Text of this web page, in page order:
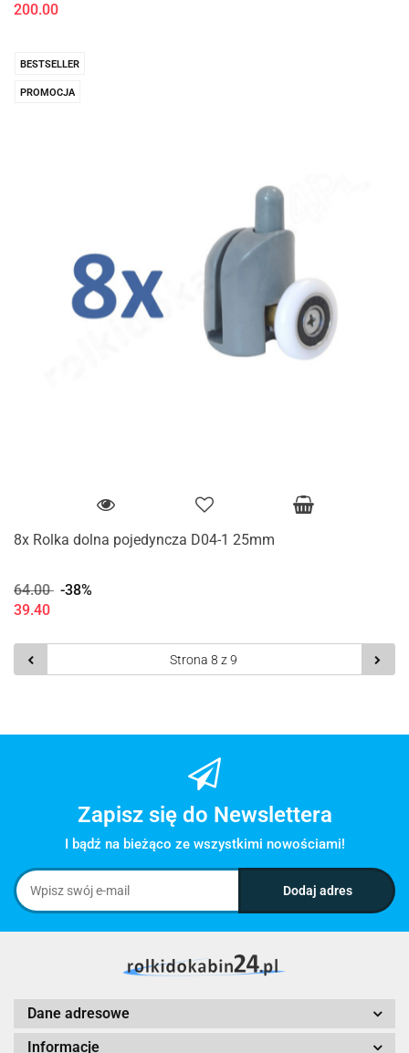
200.00
BESTSELLER
PROMOCJA
8x Rolka dolna pojedyncza D04-1 25mm
64.00 -38%
39.40
Zapisz się do Newslettera
I bądź na bieżąco ze wszystkimi nowościami!
Dane adresowe
Informacje